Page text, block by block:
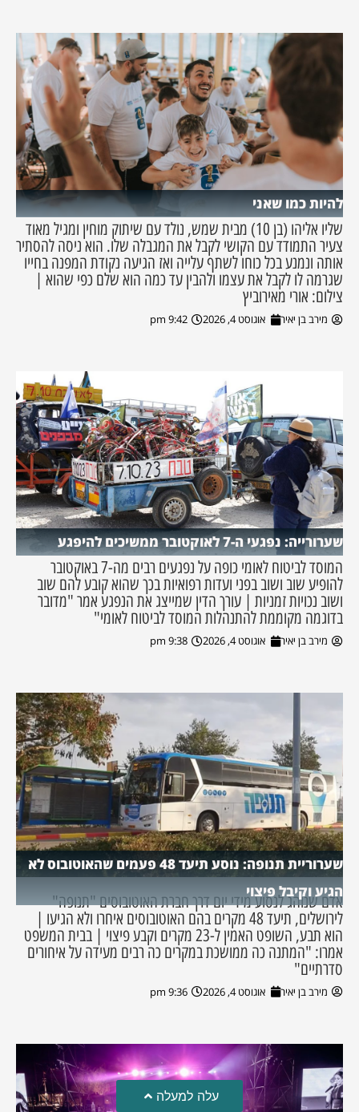
להיות כמו שאני
שליו אליהו (בן 10) מבית שמש, נולד עם שיתוק מוחין ומגיל מאוד
צעיר התמודד עם הקושי לקבל את המגבלה שלו. הוא ניסה להסתיר
אותה ונמנע בכל כוחו לשתף עלייה ואז הגיעה נקודת המפנה בחייו
שגרמה לו לקבל את עצמו ולהבין עד כמה הוא שלם כפי שהוא |
צילום: אורי מאירוביץ
מירב בן יאיר אוגוסט 4, 2026 9:42 pm
שערורייה: נפגעי ה-7 לאוקטובר ממשיכים להיפגע
המוסד לביטוח לאומי כופה על נפגעים רבים מה-7 באוקטובר
להופיע שוב ושוב בפני ועדות רפואיות בכך שהוא קובע להם שוב
ושוב נכויות זמניות | עורך הדין שמייצג את הנפגע אמר "מדובר
בדוגמה מקוממת להתנהלות המוסד לביטוח לאומי"
מירב בן יאיר אוגוסט 4, 2026 9:38 pm
שערוריית תנופה: נוסע תיעד 48 פעמים שהאוטובוס לא
הגיע וקיבל פיצוי
אדם שנוהג לנסוע מידי יום דרך חברת האוטובוסים "תנופה"
לירושלים, תיעד 48 מקרים בהם האוטובוסים איחרו ולא הגיעו |
הוא תבע, השופט האמין ל-23 מקרים וקבע פיצוי | בבית המשפט
אמרו: "המתנה כה ממושכת במקרים כה רבים מעידה על איחורים
סדרתיים"
מירב בן יאיר אוגוסט 4, 2026 9:36 pm
עלה למעלה